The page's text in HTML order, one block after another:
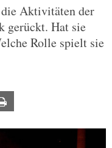
Aktivitäten der
gerückt. Hat sie
Rolle spielt sie